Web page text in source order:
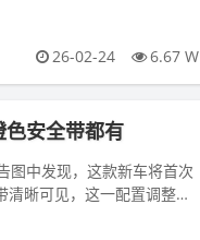
26-02-24 6.67 W
安全带都有
图中发现，这款新车将首次
晰可见，这一配置调整也